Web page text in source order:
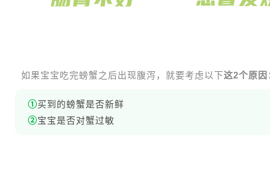
如果宝宝吃完螃蟹之后出现腹泻，就要考虑以下这2个原因
①买到的螃蟹是否新鲜
②宝宝是否对蟹过敏